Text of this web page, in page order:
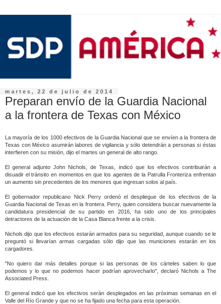
martes, 22 de julio de 2014
Preparan envío de la Guardia Nacional
a la frontera de Texas con México
La mayoría de los 1000 efectivos de la Guardia Nacional que se envíen a la frontera de
Texas con México asumirán labores de vigilancia y sólo detendrán a personas si éstas
interfieren con su misión, dijo el martes un general de alto rango.
El general adjunto John Nichols, de Texas, indicó que los efectivos contribuirán a
disuadir el tránsito en momentos en que los agentes de la Patrulla Fronteriza enfrentan
un aumento sin precedentes de los menores que ingresan solos al país.
El gobernador republicano Nick Perry ordenó el despliegue de los efectivos de la
Guardia Nacional de Texas en la frontera. Perry, quien considera buscar nuevamente la
candidatura presidencial de su partido en 2016, ha sido uno de los principales
detractores de la actuación de la Casa Blanca frente a la crisis.
Nichols dijo que los efectivos estarán armados para su seguridad, aunque cuando se le
preguntó si llevarían armas cargadas sólo dijo que las municiones estarán en los
cargadores.
"No quiero dar más detalles porque si las personas de los cárteles saben lo que
podemos y lo que no podemos hacer podrían aprovecharlo", declaró Nichols a The
Associated Press.
El general indicó que los efectivos serán desplegados en las próximas semanas en el
Valle del Río Grande y que no se ha fijado una fecha para esta operación.